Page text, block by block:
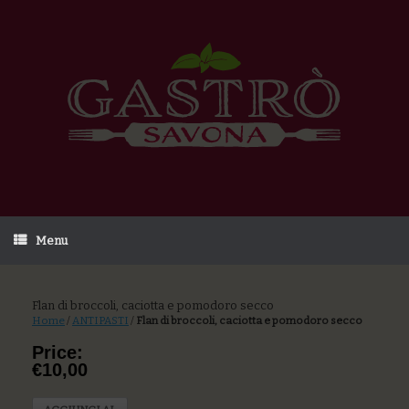
Menu
Flan di broccoli, caciotta e pomodoro secco
Home /ANTIPASTI / Flan di broccoli, caciotta e pomodoro secco
Price:
€10,00